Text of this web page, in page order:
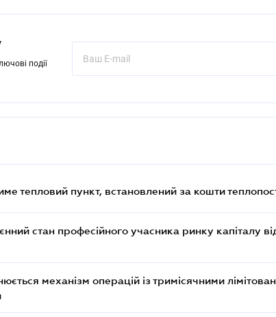
події
тепловий пункт, встановлений за кошти
стан професійного учасника ринку капіталу
механізм операцій із тримісячними